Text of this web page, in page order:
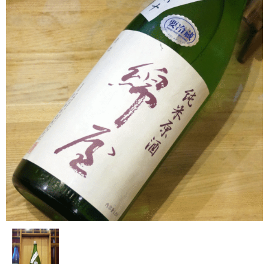
田从･月下の舞 舞鶴酒造（秋田県横手市）
綿屋 金の井酒造（宮城県栗原市）
大七 大七酒造（福島県二本松市）
宗玄 宗玄酒造（石川県珠洲市）
神亀 神亀酒造（埼玉県蓮田市）
隆・丹沢山 川西屋酒造店（神奈川県足柄上郡）
長珍 長珍酒造（愛知県津島市）
天遊琳・伊勢の白酒 タカハシ酒造（三重県四日市市）
るみ子の酒・英・妙の華 森喜酒造（三重県伊賀市）
大治郎・喜量能 畑酒造（滋賀県東近江市）